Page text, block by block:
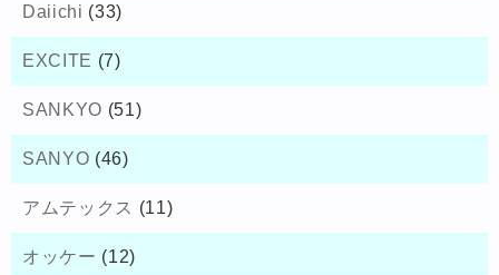
Daiichi (33)
EXCITE (7)
SANKYO (51)
SANYO (46)
アムテックス (11)
オッケー (12)